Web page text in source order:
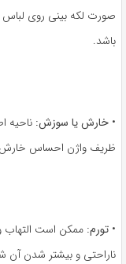
صورت لکه بینی روی لباس
باشد.
• خارش یا سوزش: ناحیه
ظریف واژن احساس خارش
• تورم: ممکن است التهاب
ناراحتی و بیشتر شدن آن